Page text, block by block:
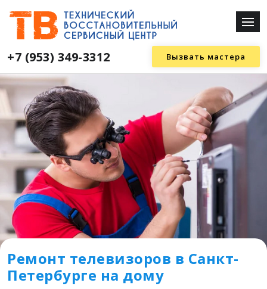
+7 (953) 349-3312 Вызвать мастера
Ремонт телевизоров в Санкт-
Петербурге на дому